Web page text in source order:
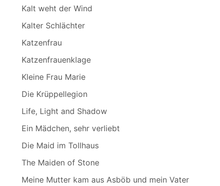
Kalt weht der Wind
Kalter Schlächter
Katzenfrau
Katzenfrauenklage
Kleine Frau Marie
Die Krüppellegion
Life, Light and Shadow
Ein Mädchen, sehr verliebt
Die Maid im Tollhaus
The Maiden of Stone
Meine Mutter kam aus Asböb und mein Vater